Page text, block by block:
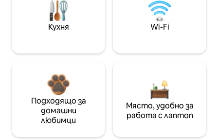
Кухня Wi-Fi
Подходящо за
домашни
любимци
Място, удобно за
работа с лаптоп